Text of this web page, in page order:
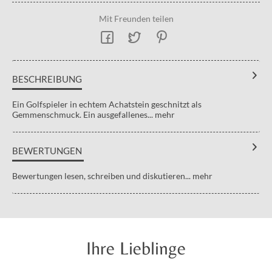
Mit Freunden teilen
BESCHREIBUNG
Ein Golfspieler in echtem Achatstein geschnitzt als
Gemmenschmuck. Ein ausgefallenes... mehr
BEWERTUNGEN
Bewertungen lesen, schreiben und diskutieren... mehr
Ihre Lieblinge